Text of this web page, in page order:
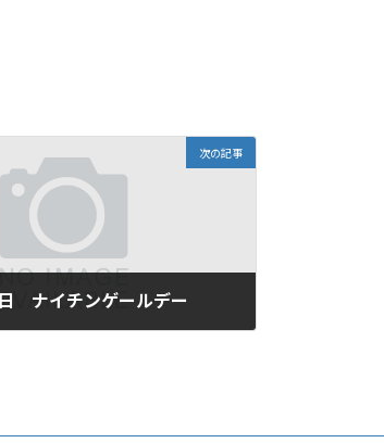
次の記事
ナイチンゲールデー